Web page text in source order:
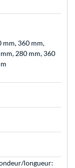
mm, 360 mm,
280 mm, 360
longueur: